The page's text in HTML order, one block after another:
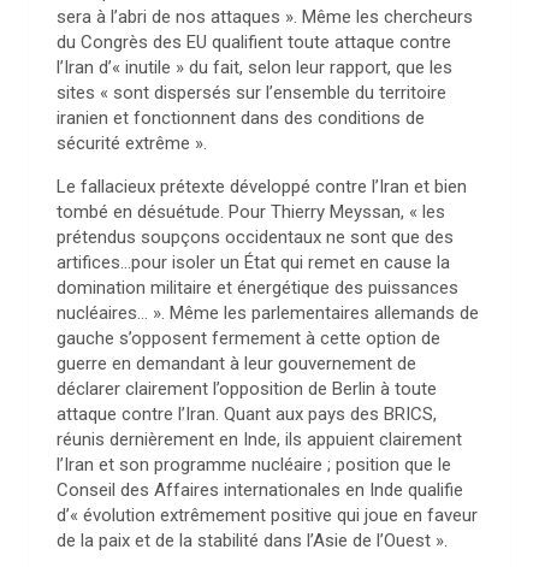
sera à l’abri de nos attaques ». Même les chercheurs
du Congrès des EU qualifient toute attaque contre
l’Iran d’« inutile » du fait, selon leur rapport, que les
sites « sont dispersés sur l’ensemble du territoire
iranien et fonctionnent dans des conditions de
sécurité extrême ».
Le fallacieux prétexte développé contre l’Iran et bien
tombé en désuétude. Pour Thierry Meyssan, « les
prétendus soupçons occidentaux ne sont que des
artifices…pour isoler un État qui remet en cause la
domination militaire et énergétique des puissances
nucléaires… ». Même les parlementaires allemands de
gauche s’opposent fermement à cette option de
guerre en demandant à leur gouvernement de
déclarer clairement l’opposition de Berlin à toute
attaque contre l’Iran. Quant aux pays des BRICS,
réunis dernièrement en Inde, ils appuient clairement
l’Iran et son programme nucléaire ; position que le
Conseil des Affaires internationales en Inde qualifie
d’« évolution extrêmement positive qui joue en faveur
de la paix et de la stabilité dans l’Asie de l’Ouest ».